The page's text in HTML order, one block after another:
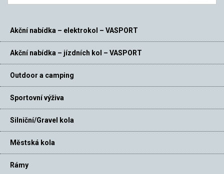
Akční nabídka – elektrokol – VASPORT
Akční nabídka – jízdních kol – VASPORT
Outdoor a camping
Sportovní výživa
Silniční/Gravel kola
Městská kola
Rámy